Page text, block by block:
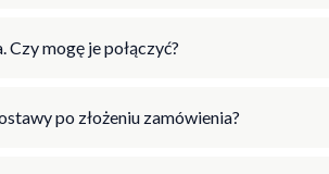
Czy mogę je połączyć?
po złożeniu zamówienia?